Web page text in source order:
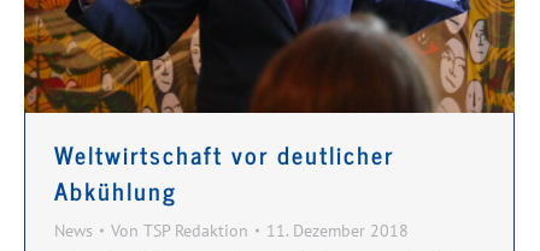
Weltwirtschaft vor deutlicher
Abkühlung
News Von TSP Redaktion 11. Dezember 2018